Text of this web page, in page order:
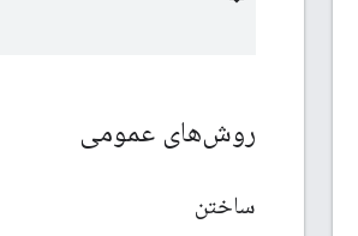
روش‌های عمومی
ساختن